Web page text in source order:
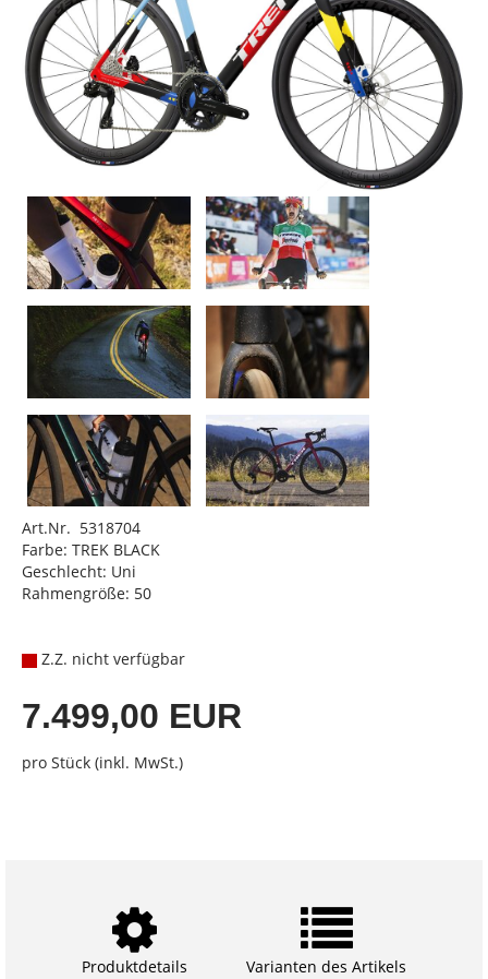
Art.Nr. 5318704
Farbe: TREK BLACK
Geschlecht: Uni
Rahmengröße: 50
Z.Z. nicht verfügbar
7.499,00 EUR
pro Stück (inkl. MwSt.)
Produktdetails Varianten des Artikels